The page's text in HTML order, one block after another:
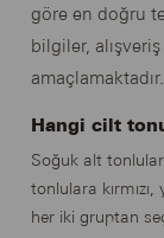
göre en doğru
bilgiler,
amaçlamaktadır.
Hangi cilt
Soğuk alt
tonlulara
her iki gruptan